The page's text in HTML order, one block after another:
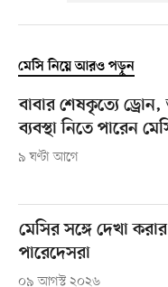
মেসি নিয়ে আরও পড়ুন
বাবার শেষকৃত্যে
ব্যবস্থা নিতে পারেন
৯ ঘণ্টা আগে
মেসির সঙ্গে দেখা
পারেদেসরা
০৯ আগস্ট ২০২৬